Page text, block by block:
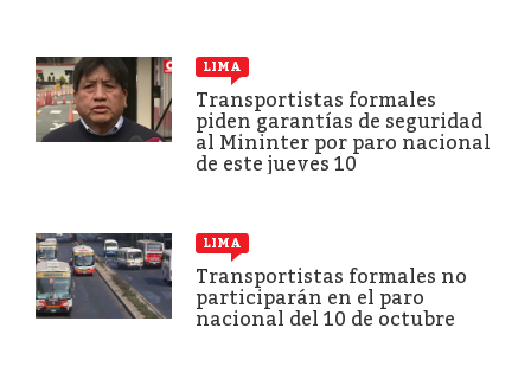
LIMA
Transportistas formales
piden garantías de seguridad
al Mininter por paro nacional
de este jueves 10
LIMA
Transportistas formales no
participarán en el paro
nacional del 10 de octubre